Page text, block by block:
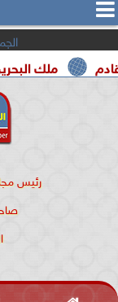
الجمعة
ملك البحرين
رئيس